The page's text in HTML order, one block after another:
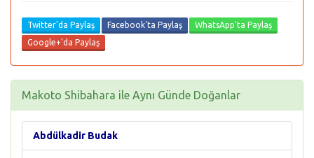
Twitter'da Paylaş Facebook'ta Paylaş
WhatsApp'ta Paylaş
Google+'da Paylaş
Makoto Shibahara ile Aynı Günde Doğanlar
Abdülkadir Budak